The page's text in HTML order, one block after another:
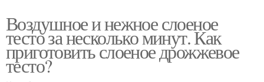
Воздушное и нежное слоеное
тесто за несколько минут. Как
приготовить слоеное дрожжевое
тесто?